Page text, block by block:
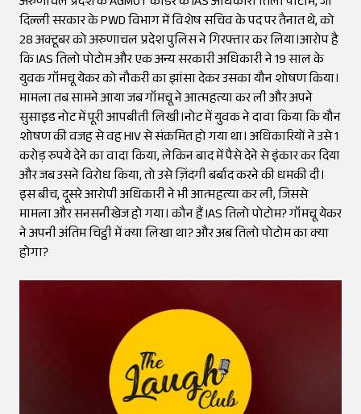
दिल्ली सरकार के PWD विभाग में विशेष सचिव के पद पर तैनात थे, को
28 अक्टूबर को अरुणाचल प्रदेश पुलिस ने गिरफ्तार कर लिया।आरोप है
कि IAS तिलो पोटोम और एक अन्य सरकारी अधिकारी ने 19 साल के
युवक गॉमचू येकर को नौकरी का झांसा देकर उसका यौन शोषण किया।
मामला तब सामने आया जब गॉमचू ने आत्महत्या कर ली और अपने
सुसाइड नोट में पूरी आपबीती लिखी।नोट में युवक ने दावा किया कि यौन
शोषण की वजह से वह HIV से संक्रमित हो गया था। अधिकारियों ने उसे 1
करोड़ रुपये देने का वादा किया, लेकिन बाद में पैसे देने से इंकार कर दिया
और जब उसने विरोध किया, तो उसे ज़िंदगी बर्बाद करने की धमकी दी।
इस बीच, दूसरे आरोपी अधिकारी ने भी आत्महत्या कर ली, जिससे
मामला और सनसनीखेज हो गया। कौन हैं IAS तिलो पोटोम? गॉमचू येकर
ने अपनी अंतिम चिट्ठी में क्या लिखा था? और अब तिलो पोटोम का क्या
होगा?